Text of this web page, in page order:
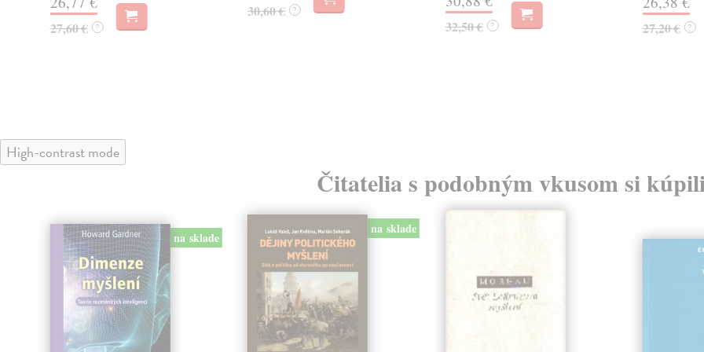
27,60 € ?
30,60 € ?
32,50 € ? 27,20 € ?
High-contrast mode
Čitatelia s podobným vkusom si
na sklade
na sklade